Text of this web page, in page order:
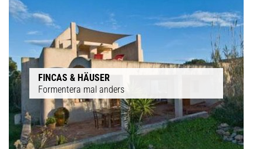
FINCAS & HÄUSER
Formentera mal anders